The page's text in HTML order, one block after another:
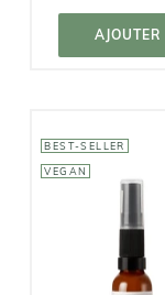
AJOUTER
AJOUTER AU
PANIER
BEST-SELLER
VEGAN
EVOLVE